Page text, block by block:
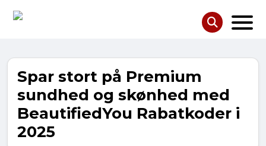
Spar stort på Premium
sundhed og skønhed med
BeautifiedYou Rabatkoder i
2025